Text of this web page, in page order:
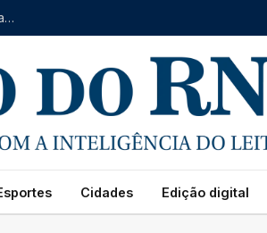
Natal avança no IDEB 2025 e registra crescimento nos Anos Iniciais e Finais do Ensino Fundamental
Cidades Edição digital